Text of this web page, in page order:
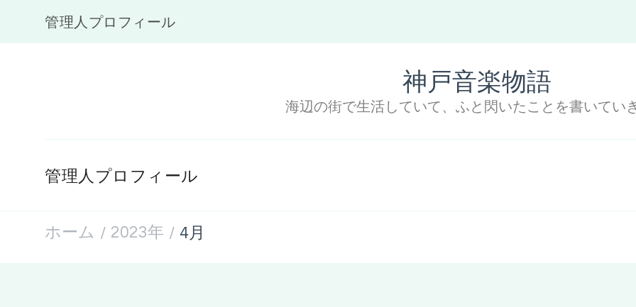
管理人プロフィール
神戸音楽物語
海辺の街で生活していて、ふと閃いたことを書いてい
管理人プロフィール
ホーム / 2023年 / 4月